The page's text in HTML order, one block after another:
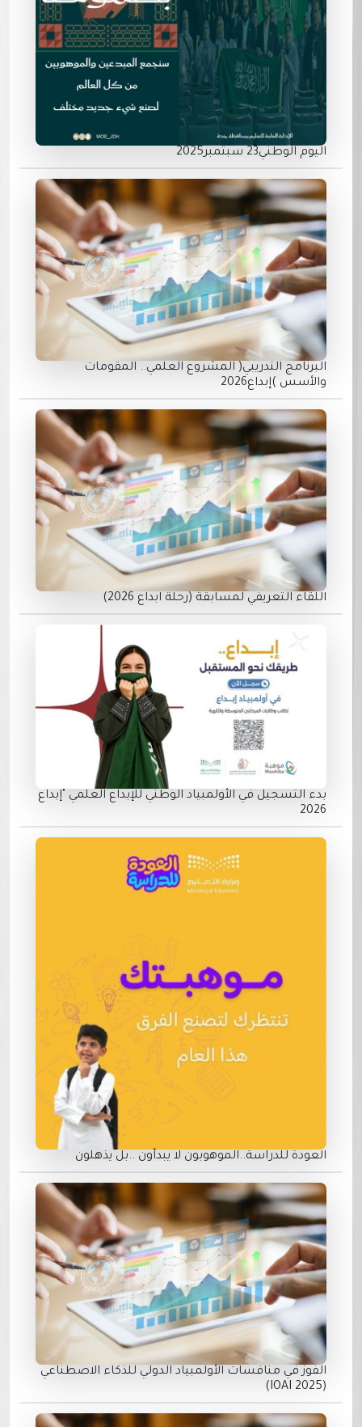
اليوم الوطني23 سبتمبر2025
البرنامج التدريبي( المشروع العلمي.. المقومات
والأسس )إبداع2026
اللقاء التعريفي لمسابقة (رحلة ابداع 2026)
بدء التسجيل في الأولمبياد الوطني للإبداع العلمي "إبداع
2026
العودة للدراسة..الموهوبون لا يبدأون ..بل يذهلون
الفوز في منافسات الأولمبياد الدولي للذكاء الاصطناعي
(IOAI 2025)